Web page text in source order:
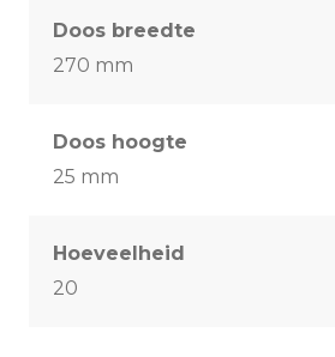
Doos breedte
270 mm
Doos hoogte
25 mm
Hoeveelheid
20